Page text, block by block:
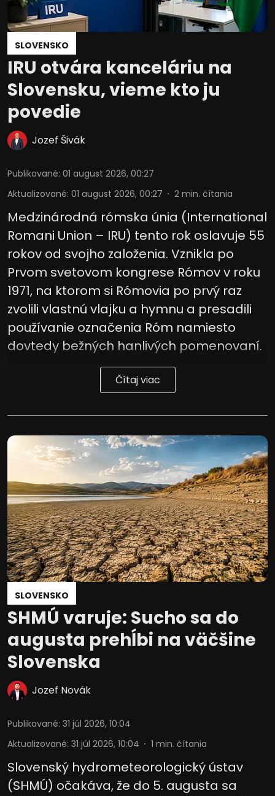
SLOVENSKO
IRU otvára kanceláriu na
Slovensku, vieme kto ju
povedie
Jozef Šivák
Publikované: 01 august 2026, 00:27
Aktualizované: 01 august 2026, 00:27 2 min. čítania
Medzinárodná rómska únia (International
Romani Union – IRU) tento rok oslavuje 55
rokov od svojho založenia. Vznikla po
Prvom svetovom kongrese Rómov v roku
1971, na ktorom si Rómovia po prvý raz
zvolili vlastnú vlajku a hymnu a presadili
používanie označenia Róm namiesto
dovtedy bežných hanlivých pomenovaní.
Čítaj viac
SLOVENSKO
SHMÚ varuje: Sucho sa do
augusta prehĺbi na väčšine
Slovenska
Jozef Novák
Publikované: 31 júl 2026, 10:04
Aktualizované: 31 júl 2026, 10:04 1 min. čítania
Slovenský hydrometeorologický ústav
(SHMÚ) očakáva, že do 5. augusta sa